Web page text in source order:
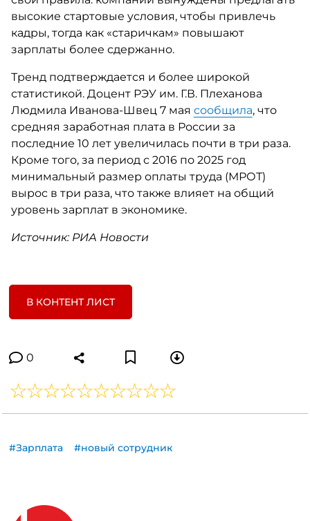
высокие стартовые условия, чтобы привлечь
кадры, тогда как «старичкам» повышают
зарплаты более сдержанно.
Тренд подтверждается и более широкой
статистикой. Доцент РЭУ им. Г.В. Плеханова
Людмила Иванова-Швец 7 мая сообщила, что
средняя заработная плата в России за
последние 10 лет увеличилась почти в три раза.
Кроме того, за период с 2016 по 2025 год
минимальный размер оплаты труда (МРОТ)
вырос в три раза, что также влияет на общий
уровень зарплат в экономике.
Источник: РИА Новости
В КОНТЕНТ ЛИСТ
0
#Зарплата #новый сотрудник